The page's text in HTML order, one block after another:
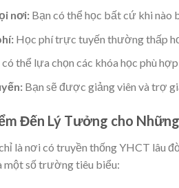
nơi:Bạn có thể học bất cứ khi nào
Học phí trực tuyến thường thấp
thể lựa chọn các khóa học phù
Bạn sẽ được giảng viên và trợ
Đến Lý Tưởng cho
là nơi có truyền thống YHCT lâu
một số trường tiêu biểu: